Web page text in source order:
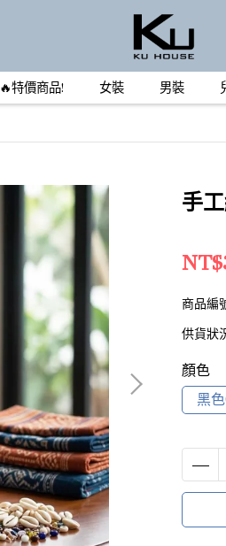
🔥特價商品! 女裝 男裝
手
商品編
供貨狀
顏色
黑